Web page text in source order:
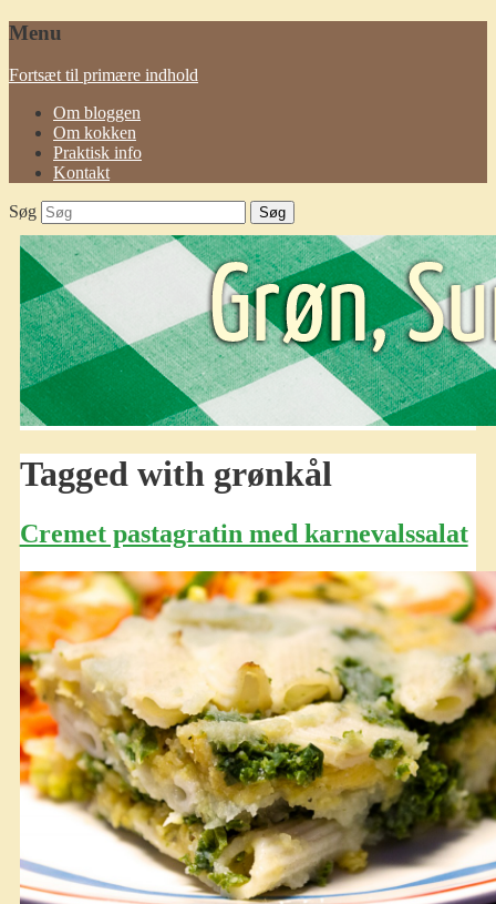
Menu
Fortsæt til primære indhold
Om bloggen
Om kokken
Praktisk info
Kontakt
Søg
Tagged with grønkål
Cremet pastagratin med karnevalssalat